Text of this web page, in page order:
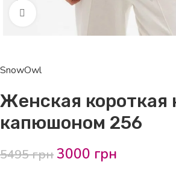
SnowOwl
Женская короткая
капюшоном 256
5495грн 3000 грн